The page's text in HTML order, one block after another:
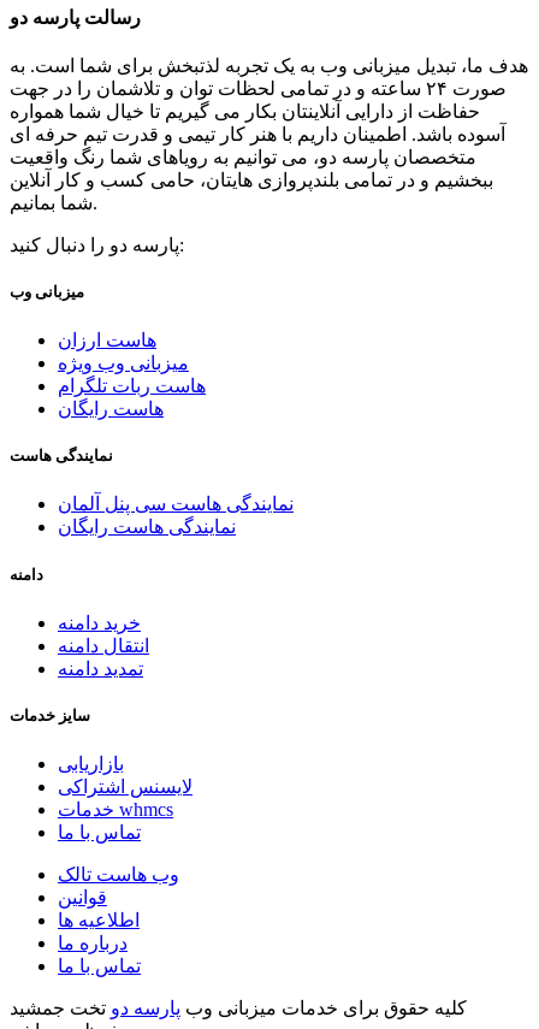
رسالت پارسه دو
هدف ما، تبدیل میزبانی وب به یک تجربه لذتبخش برای شما است. به
صورت ۲۴ ساعته و در تمامی لحظات توان و تلاشمان را در جهت
حفاظت از دارایی آنلاینتان بکار می گیریم تا خیال شما همواره
آسوده باشد. اطمینان داریم با هنر کار تیمی و قدرت تیم حرفه ای
متخصصان پارسه دو، می توانیم به رویاهای شما رنگ واقعیت
ببخشیم و در تمامی بلندپروازی هایتان، حامی کسب و کار آنلاین
شما بمانیم.
پارسه دو را دنبال کنید:
میزبانی وب
هاست ارزان
میزبانی وب ویژه
هاست ربات تلگرام
هاست رایگان
نمایندگی هاست
نمایندگی هاست سی پنل آلمان
نمایندگی هاست رایگان
دامنه
خرید دامنه
انتقال دامنه
تمدید دامنه
سایز خدمات
بازاریابی
لایسنس اشتراکی
خدمات whmcs
تماس با ما
وب هاست تالک
قوانین
اطلاعیه ها
درباره ما
تماس با ما
کلیه حقوق برای خدمات میزبانی وب پارسه دو تخت جمشید